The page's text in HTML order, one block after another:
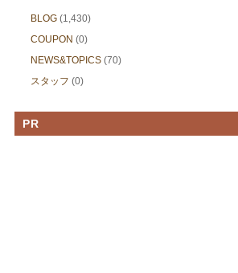
BLOG(1,430)
COUPON (0)
NEWS&TOPICS(70)
スタッフ (0)
PR